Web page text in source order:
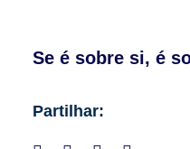
Se é sobre si, é
Partilhar: